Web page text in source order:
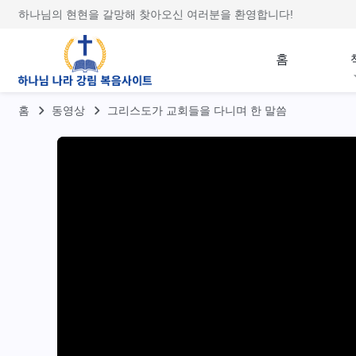
하나님의 현현을 갈망해 찾아오신 여러분을 환영합니다!
홈
홈 동영상 그리스도가 교회들을 다니며 한 말씀